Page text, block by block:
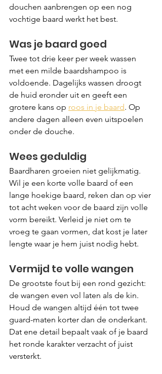
douchen aanbrengen op een nog
vochtige baard werkt het best.
Was je baard goed
Twee tot drie keer per week wassen
met een milde baardshampoo is
voldoende. Dagelijks wassen droogt
de huid eronder uit en geeft een
grotere kans op roos in je baard. Op
andere dagen alleen even uitspoelen
onder de douche.
Wees geduldig
Baardharen groeien niet gelijkmatig.
Wil je een korte volle baard of een
lange hoekige baard, reken dan op vier
tot acht weken voor de baard zijn volle
vorm bereikt. Verleid je niet om te
vroeg te gaan vormen, dat kost je later
lengte waar je hem juist nodig hebt.
Vermijd te volle wangen
De grootste fout bij een rond gezicht:
de wangen even vol laten als de kin.
Houd de wangen altijd één tot twee
guard-maten korter dan de onderkant.
Dat ene detail bepaalt vaak of je baard
het ronde karakter verzacht of juist
versterkt.